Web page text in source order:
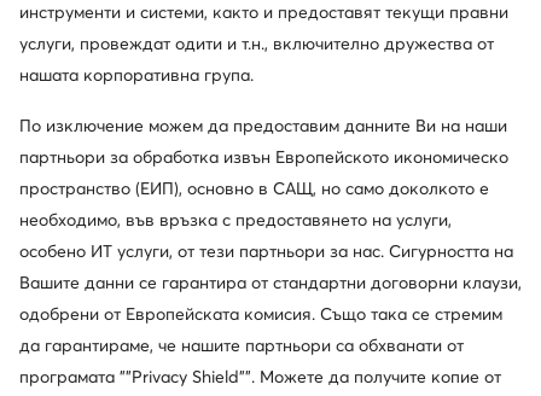
Промоция
New Balance
Сникърси · NB 574 · Сив
Актуална цена
49,99€
Най-ниска цена52,99 €-5%
-15%
New Balance
Сникърси · NB 530 · Сив
Актуална цена
55,99€
Най-ниска цена65,99 €-15%
инструменти и системи, както и предоставят текущи правни
услуги, провеждат одити и т.н., включително дружества от
нашата корпоративна група.
По изключение можем да предоставим данните Ви на наши
партньори за обработка извън Европейското икономическо
пространство (ЕИП), основно в САЩ, но само доколкото е
необходимо, във връзка с предоставянето на услуги,
особено ИТ услуги, от тези партньори за нас. Сигурността на
Вашите данни се гарантира от стандартни договорни клаузи,
одобрени от Европейската комисия. Също така се стремим
да гарантираме, че нашите партньори са обхванати от
програмата ""Privacy Shield"". Можете да получите копие от